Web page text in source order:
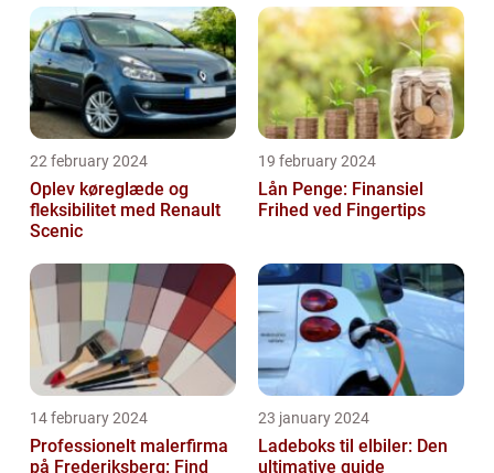
22 february 2024
Oplev køreglæde og
fleksibilitet med Renault
Scenic
19 february 2024
Lån Penge: Finansiel
Frihed ved Fingertips
14 february 2024
Professionelt malerfirma
på Frederiksberg: Find
23 january 2024
Ladeboks til elbiler: Den
ultimative guide